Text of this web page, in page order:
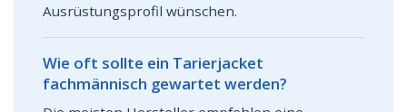
Ausrüstungsprofil wünschen.
Wie oft sollte ein Tarierjacket
fachmännisch gewartet werden?